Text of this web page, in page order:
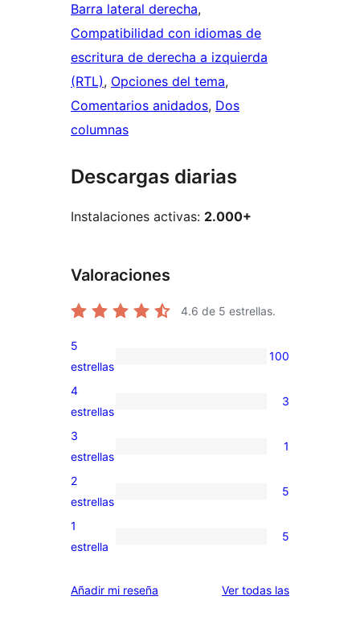
Barra lateral derecha
Compatibilidad con idiomas de
escritura de derecha a izquierda
(RTL), Opciones del tema
Comentarios anidados, Dos
columnas
Descargas diarias
Instalaciones activas: 2.000+
Valoraciones
4.6 de 5 estrellas.
100
valoraciones
de
5
estrellas
100
3
valoraciones
de
4
estrellas
3
1
valoración
de
3
estrellas
1
5
valoraciones
de
estrellas
2
estrellas
5
5
de
1
estrella
5
Añadir mi reseña Ver todas lasvaloraciones